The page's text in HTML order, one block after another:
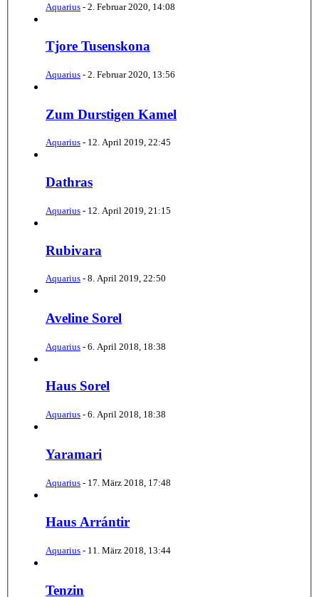
Aquarius - 2. Februar 2020, 14:08
Tjore Tusenskona
Aquarius - 2. Februar 2020, 13:56
Zum Durstigen Kamel
Aquarius - 12. April 2019, 22:45
Dathras
Aquarius - 12. April 2019, 21:15
Rubivara
Aquarius - 8. April 2019, 22:50
Aveline Sorel
Aquarius - 6. April 2018, 18:38
Haus Sorel
Aquarius - 6. April 2018, 18:38
Yaramari
Aquarius - 17. März 2018, 17:48
Haus Arrántir
Aquarius - 11. März 2018, 13:44
Tenzin